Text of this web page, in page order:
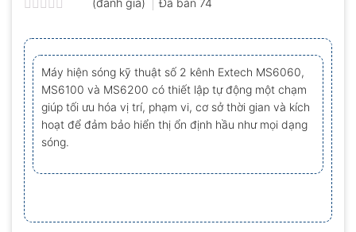
xếp
hạng
0.0
5
sao
(đánh giá) Đã bán 74
Máy hiện sóng kỹ thuật số 2 kênh Extech MS6060,
MS6100 và MS6200 có thiết lập tự động một chạm
giúp tối ưu hóa vị trí, phạm vi, cơ sở thời gian và kích
hoạt để đảm bảo hiển thị ổn định hầu như mọi dạng
sóng.